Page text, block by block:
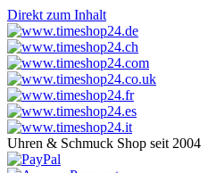
Direkt zum Inhalt
Uhren & Schmuck Shop seit 2004